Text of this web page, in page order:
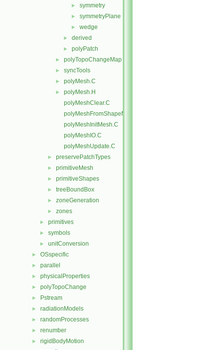
► symmetry
► symmetryPlane
► wedge
► derived
► polyPatch
► polyTopoChangeMap
► syncTools
► polyMesh.C
►
polyMesh.H
polyMeshClear.C
polyMeshFromShapeMesh.C
polyMeshInitMesh.C
polyMeshIO.C
polyMeshUpdate.C
► preservePatchTypes
► primitiveMesh
► primitiveShapes
► treeBoundBox
► zoneGeneration
► zones
► primitives
► symbols
► unitConversion
► OSspecific
► parallel
► physicalProperties
► polyTopoChange
► Pstream
► radiationModels
► randomProcesses
► renumber
► rigidBodyMotion